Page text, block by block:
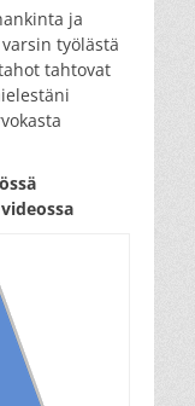
ja
työlästä
tahtovat